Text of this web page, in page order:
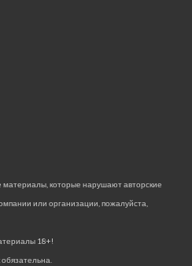
которые нарушают авторские
или организации, пожалуйста,
18+!